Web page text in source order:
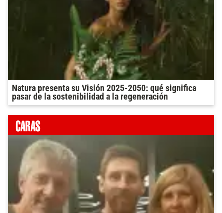
Natura presenta su Visión 2025-2050: qué significa
pasar de la sostenibilidad a la regeneración